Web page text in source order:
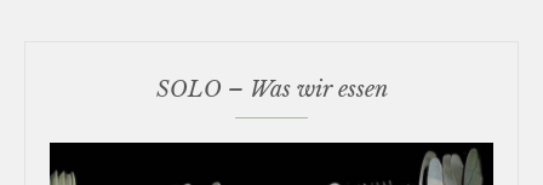
SOLO – Was wir essen